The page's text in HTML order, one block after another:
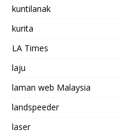
kuntilanak
kurita
LA Times
laju
laman web Malaysia
landspeeder
laser